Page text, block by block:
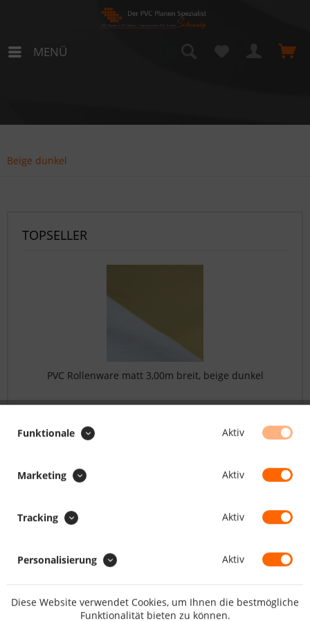
MENÜ
Beige dunkel
TOPSELLER
PVC Rollenware matt 3,00m breit, beige dunkel
Funktionale Aktiv
Marketing Aktiv
Tracking Aktiv
Personalisierung Aktiv
Diese Website verwendet Cookies, um Ihnen die bestmögliche
Funktionalität bieten zu können.